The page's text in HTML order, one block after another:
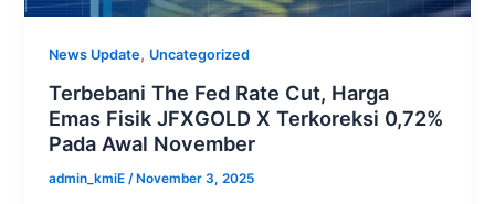
News Update, Uncategorized
Terbebani The Fed Rate Cut, Harga
Emas Fisik JFXGOLD X Terkoreksi 0,72%
Pada Awal November
admin_kmiE/ November 3, 2025